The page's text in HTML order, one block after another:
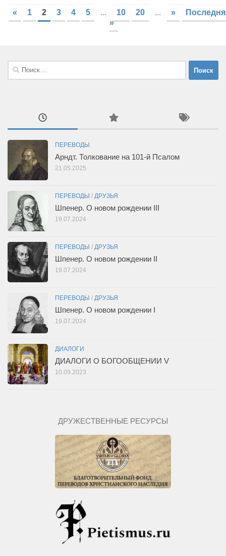
« 1 2 3 4 5 ... 10 20 ... »
»
Найти:
ПЕРЕВОДЫ
Арндт. Толкование на 101-й Псалом
21.05.2025
ПЕРЕВОДЫ / ДРУЗЬЯ
Шпенер. О новом рождении III
19.07.2024
ПЕРЕВОДЫ / ДРУЗЬЯ
Шпенер. О новом рождении II
19.07.2024
ПЕРЕВОДЫ / ДРУЗЬЯ
Шпенер. О новом рождении I
19.07.2024
ДИАЛОГИ
ДИАЛОГИ О БОГООБЩЕНИИ V
10.09.2023
ДРУЖЕСТВЕННЫЕ РЕСУРСЫ